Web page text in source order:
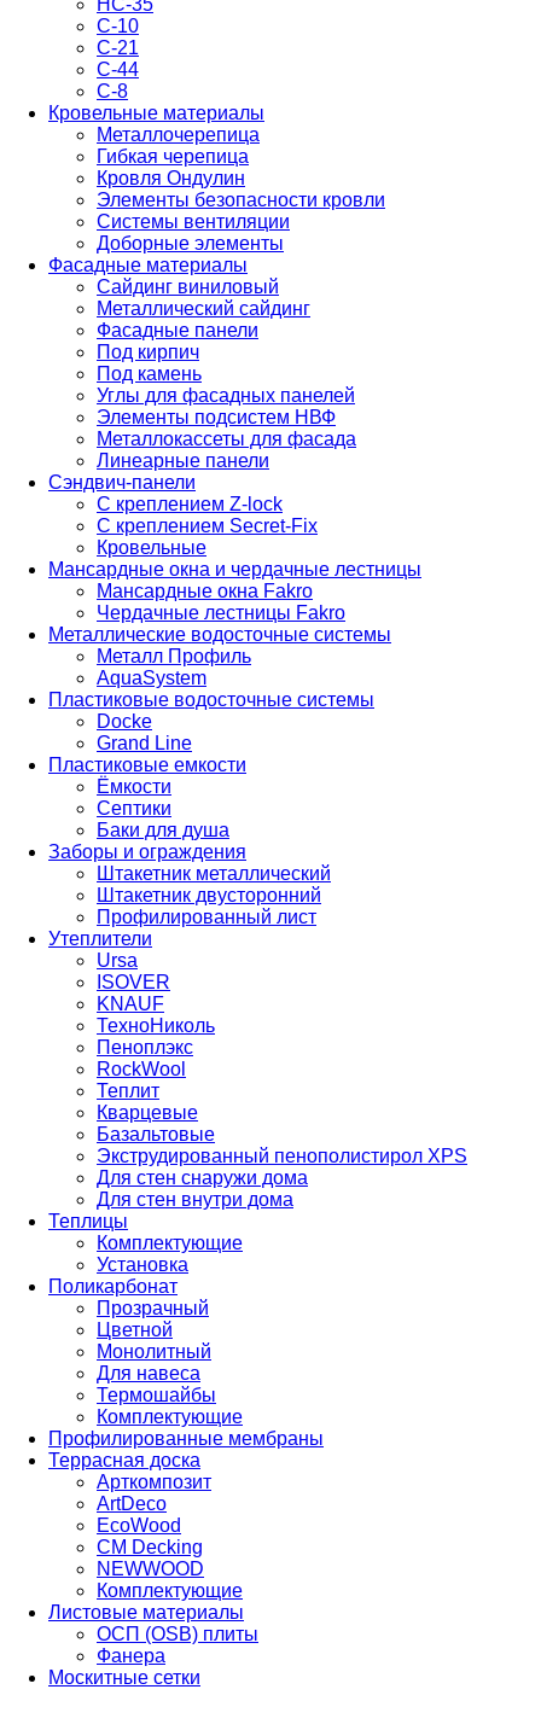
НС-35
С-10
С-21
С-44
С-8
Кровельные материалы
Металлочерепица
Гибкая черепица
Кровля Ондулин
Элементы безопасности кровли
Системы вентиляции
Доборные элементы
Фасадные материалы
Сайдинг виниловый
Металлический сайдинг
Фасадные панели
Под кирпич
Под камень
Углы для фасадных панелей
Элементы подсистем НВФ
Металлокассеты для фасада
Линеарные панели
Сэндвич-панели
С креплением Z-lock
С креплением Secret-Fix
Кровельные
Мансардные окна и чердачные лестницы
Мансардные окна Fakro
Чердачные лестницы Fakro
Металлические водосточные системы
Металл Профиль
AquaSystem
Пластиковые водосточные системы
Docke
Grand Line
Пластиковые емкости
Ёмкости
Септики
Баки для душа
Заборы и ограждения
Штакетник металлический
Штакетник двусторонний
Профилированный лист
Утеплители
Ursa
ISOVER
KNAUF
ТехноНиколь
Пеноплэкс
RockWool
Теплит
Кварцевые
Базальтовые
Экструдированный пенополистирол XPS
Для стен снаружи дома
Для стен внутри дома
Теплицы
Комплектующие
Установка
Поликарбонат
Прозрачный
Цветной
Монолитный
Для навеса
Термошайбы
Комплектующие
Профилированные мембраны
Террасная доска
Арткомпозит
ArtDeco
EcoWood
CM Decking
NEWWOOD
Комплектующие
Листовые материалы
ОСП (OSB) плиты
Фанера
Москитные сетки